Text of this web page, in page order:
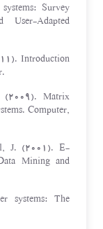
Survey
Adapted
Introduction
Matrix
Computer,
J. (2001). E-
Mining and
systems: The